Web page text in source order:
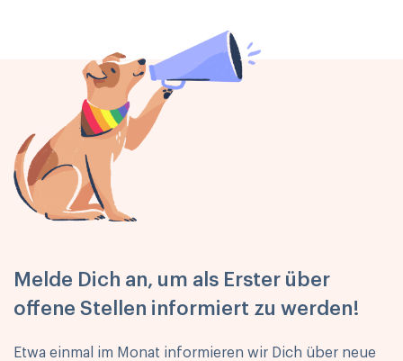
Melde Dich an, um als Erster über
offene Stellen informiert zu werden!
Etwa einmal im Monat informieren wir Dich über neue